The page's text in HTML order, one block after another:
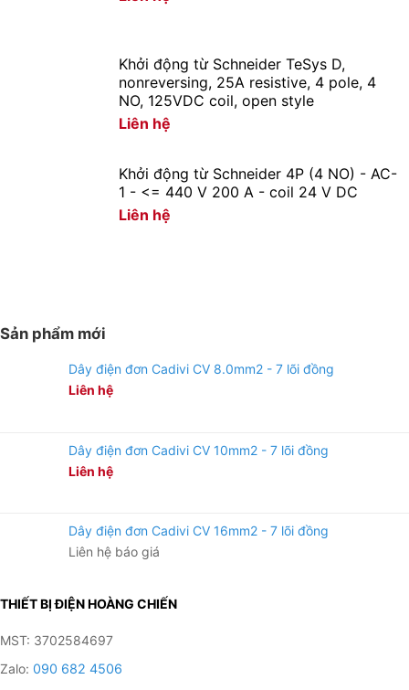
Khởi động từ Schneider TeSys D,
nonreversing, 25A resistive, 4 pole, 4
NO, 125VDC coil, open style
Liên hệ
Khởi động từ Schneider 4P (4 NO) - AC-
1 - <= 440 V 200 A - coil 24 V DC
Liên hệ
Sản phẩm mới
Dây điện đơn Cadivi CV 8.0mm2 - 7 lõi đồng
Liên hệ
Dây điện đơn Cadivi CV 10mm2 - 7 lõi đồng
Liên hệ
Dây điện đơn Cadivi CV 16mm2 - 7 lõi đồng
Liên hệ báo giá
THIẾT BỊ ĐIỆN HOÀNG CHIẾN
MST: 3702584697
Zalo: 090 682 4506